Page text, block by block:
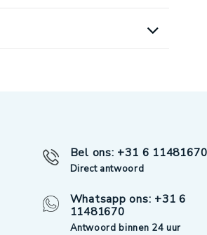
Bel ons: +31 6 11481670
Direct antwoord
Whatsapp ons: +31 6
11481670
Antwoord binnen 24 uur